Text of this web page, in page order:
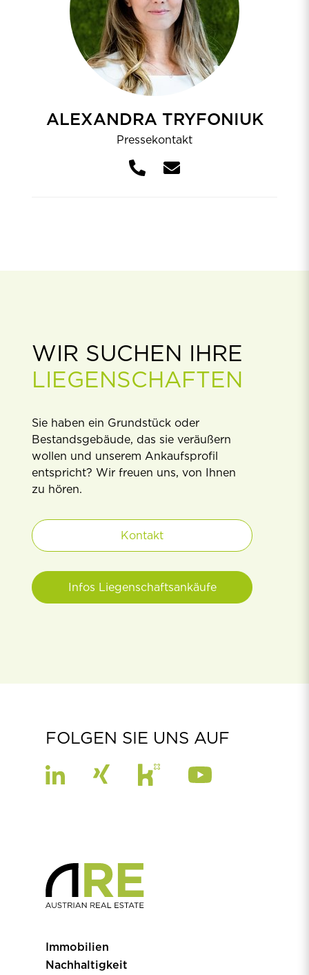
ALEXANDRA TRYFONIUK
Pressekontakt
WIR SUCHEN IHRE
LIEGENSCHAFTEN
Sie haben ein Grundstück oder
Bestandsgebäude, das sie veräußern
wollen und unserem Ankaufsproﬁl
entspricht? Wir freuen uns, von Ihnen
zu hören.
Kontakt
Infos Liegenschaftsankäufe
FOLGEN SIE UNS AUF
Immobilien
Nachhaltigkeit